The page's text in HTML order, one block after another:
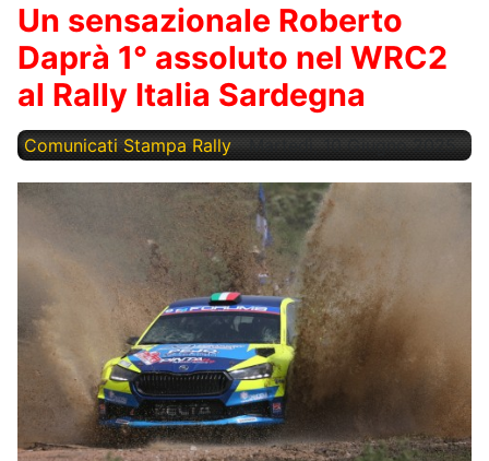
Un sensazionale Roberto
Daprà 1° assoluto nel WRC2
al Rally Italia Sardegna
Comunicati Stampa Rally Martedì, 10 Giugno 2025